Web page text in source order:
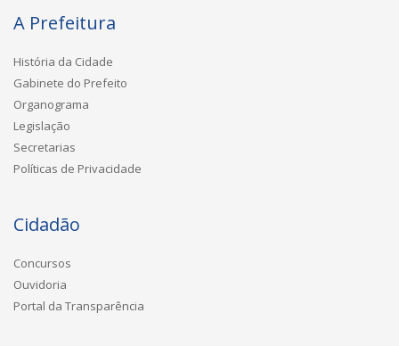
A Prefeitura
História da Cidade
Gabinete do Prefeito
Organograma
Legislação
Secretarias
Políticas de Privacidade
Cidadão
Concursos
Ouvidoria
Portal da Transparência